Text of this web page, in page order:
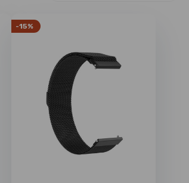
-15%